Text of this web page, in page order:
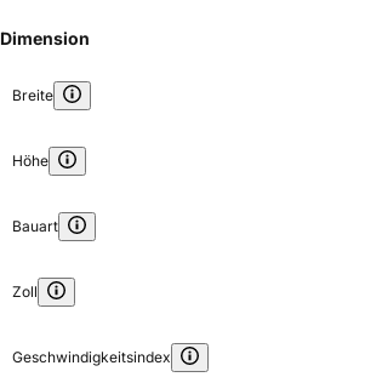
Dimension
Breite
Höhe
Bauart
Zoll
Geschwindigkeitsindex